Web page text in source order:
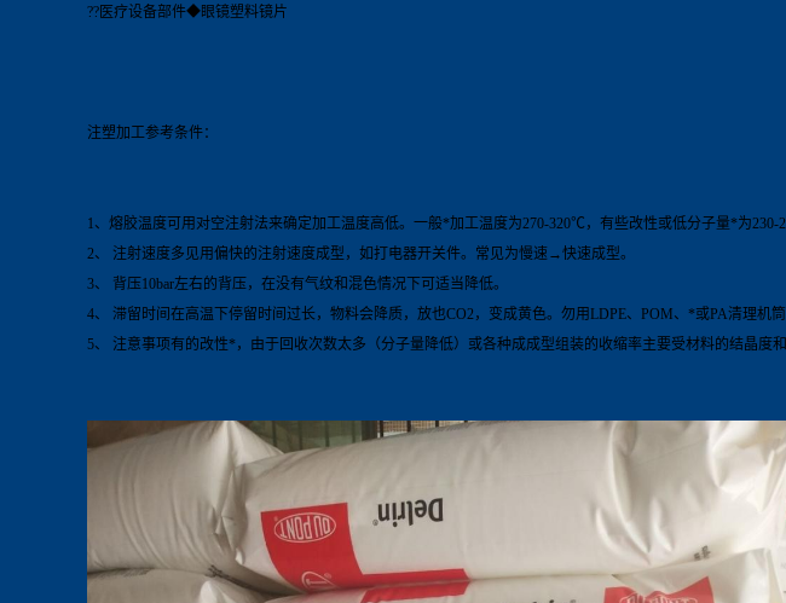
??医疗设备部件◆眼镜塑料镜片
注塑加工参考条件：
1、熔胶温度可用对空注射法来确定加工温度高低。一般*加工温度为270-320℃，有些改性或低分子量*为230-
2、 注射速度多见用偏快的注射速度成型，如打电器开关件。常见为慢速→快速成型。
3、 背压10bar左右的背压，在没有气纹和混色情况下可适当降低。
4、 滞留时间在高温下停留时间过长，物料会降质，放也CO2，变成黄色。勿用LDPE、POM、*或PA清理机筒
5、 注意事项有的改性*，由于回收次数太多（分子量降低）或各种成成型组装的收缩率主要受材料的结晶